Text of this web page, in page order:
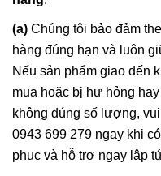
(a) Chúng tôi bảo đảm
hàng đúng hạn và luôn
Nếu sản phẩm giao đến
mua hoặc bị hư hỏng
không đúng số lượng,
0943 699 279 ngay khi
phục và hỗ trợ ngay lập